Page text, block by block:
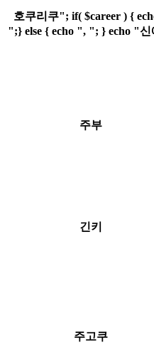
호쿠리쿠"; if( $career ) {
";} else { echo ", "; } echo "신
주부
긴키
주고쿠